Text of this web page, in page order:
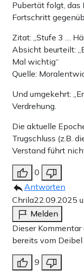
Pubertät folgt,
Fortschritt
Zitat: „Stufe 3 …
Absicht beurteilt:
Mal wichtig“
Quelle:
Und umgekehrt:
Verdrehung.
Die aktuelle
Trugschluss (z.B.
Verstand führt
0
Antworten
Chrila22.09.2025
Melden
Dieser
bereits vom
9